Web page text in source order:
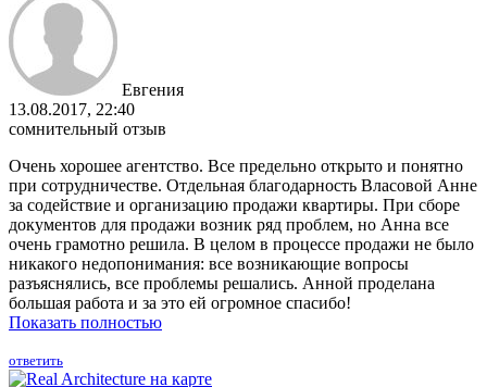
Евгения
13.08.2017, 22:40
сомнительный отзыв
Очень хорошее агентство. Все предельно открыто и понятно
при сотрудничестве. Отдельная благодарность Власовой Анне
за содействие и организацию продажи квартиры. При сборе
документов для продажи возник ряд проблем, но Анна все
очень грамотно решила. В целом в процессе продажи не было
никакого недопонимания: все возникающие вопросы
разъяснялись, все проблемы решались. Анной проделана
большая работа и за это ей огромное спасибо!
Показать полностью
ответить